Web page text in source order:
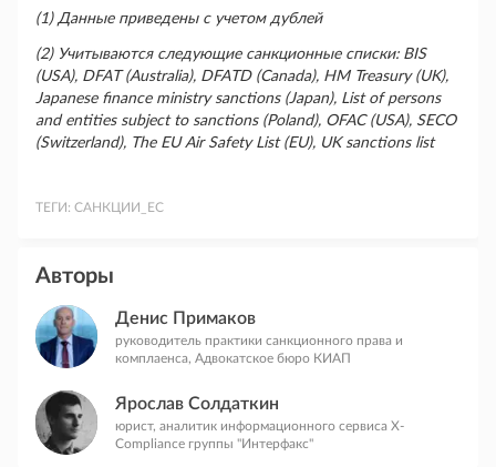
(1) Данные приведены с учетом дублей
(2) Учитываются следующие санкционные списки: BIS
(USA), DFAT (Australia), DFATD (Canada), HM Treasury (UK),
Japanese finance ministry sanctions (Japan), List of persons
and entities subject to sanctions (Poland), OFAC (USA), SECO
(Switzerland), The EU Air Safety List (EU), UK sanctions list
ТЕГИ: САНКЦИИ_ЕС
Авторы
Денис Примаков
руководитель практики санкционного права и
комплаенса, Адвокатское бюро КИАП
Ярослав Солдаткин
юрист, аналитик информационного сервиса X-
Compliance группы "Интерфакс"